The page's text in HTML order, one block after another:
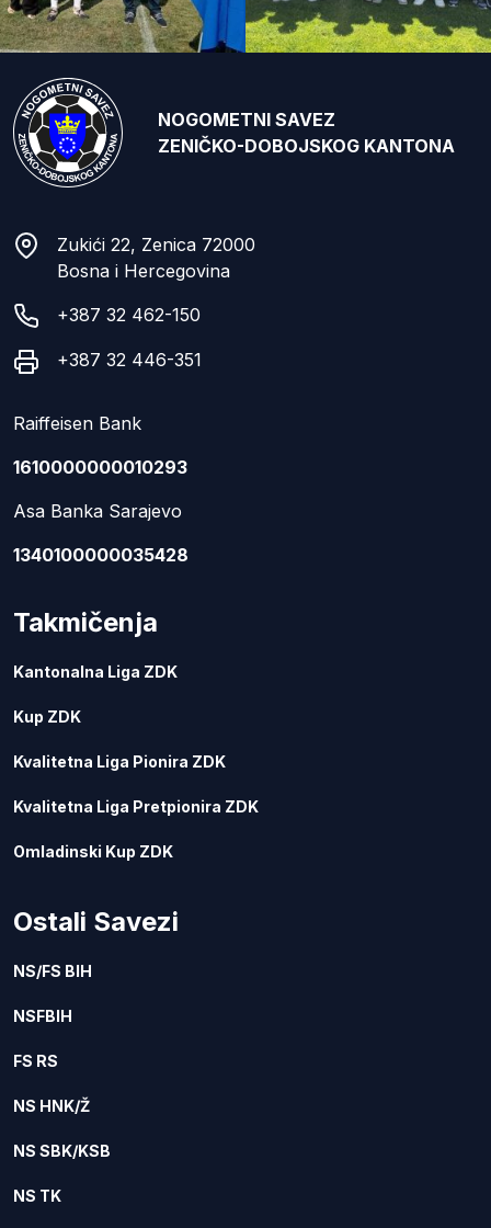
NOGOMETNI SAVEZ
ZENIČKO-DOBOJSKOG KANTONA
Zukići 22, Zenica 72000
Bosna i Hercegovina
+387 32 462-150
+387 32 446-351
Raiffeisen Bank
1610000000010293
Asa Banka Sarajevo
1340100000035428
Takmičenja
Kantonalna Liga ZDK
Kup ZDK
Kvalitetna Liga Pionira ZDK
Kvalitetna Liga Pretpionira ZDK
Omladinski Kup ZDK
Ostali Savezi
NS/FS BIH
NSFBIH
FS RS
NS HNK/Ž
NS SBK/KSB
NS TK